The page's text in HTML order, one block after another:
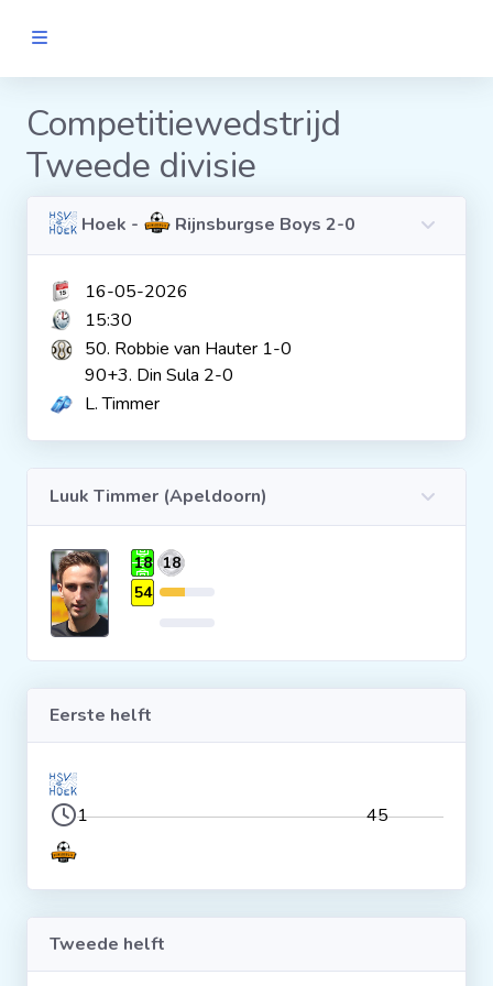
Clubs
Wedstrijden
Statistieken
Voetbalpiramide
Clubs
Wedstrijden
Statistieken
Overige links
Competitiewedstrijd
Tweede divisie
Hoek - Rijnsburgse Boys 2-0
16-05-2026
15:30
50. Robbie van Hauter 1-0
90+3. Din Sula 2-0
L. Timmer
Luuk Timmer (Apeldoorn)
18 18
54
Eerste helft
1 45
Tweede helft